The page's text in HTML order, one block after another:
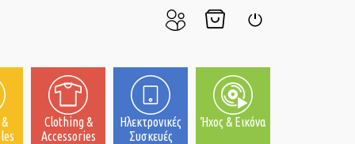
μου
Clothing &
Accessories
Ηλεκτρονικές
Συσκευές
Ήχος & Εικόνα